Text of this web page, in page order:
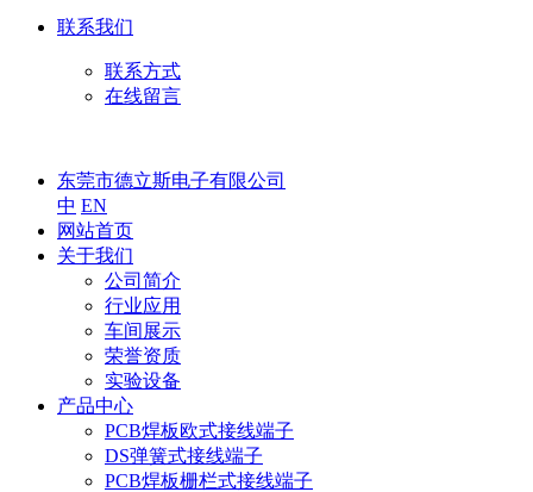
联系我们
联系方式
在线留言
东莞市德立斯电子有限公司
中 EN
网站首页
关于我们
公司简介
行业应用
车间展示
荣誉资质
实验设备
产品中心
PCB焊板欧式接线端子
DS弹簧式接线端子
PCB焊板栅栏式接线端子